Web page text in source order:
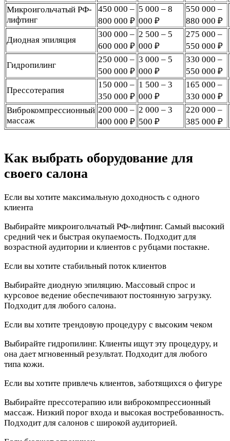
Микроигольчатый РФ-
лифтинг
450 000 –
800 000 ₽
5 000 – 8
000 ₽
550 000 –
880 000 ₽
Диодная эпиляция
300 000 –
600 000 ₽
2 500 – 5
000 ₽
275 000 –
550 000 ₽
Гидропилинг
250 000 –
500 000 ₽
3 000 – 5
000 ₽
330 000 –
550 000 ₽
Прессотерапия
150 000 –
350 000 ₽
1 500 – 3
000 ₽
165 000 –
330 000 ₽
Виброкомпрессионный
массаж
200 000 –
400 000 ₽
2 000 – 3
500 ₽
220 000 –
385 000 ₽
Как выбрать оборудование для
своего салона
Если вы хотите максимальную доходность с одного
клиента
Выбирайте микроигольчатый РФ-лифтинг. Самый высокий
средний чек и быстрая окупаемость. Подходит для
возрастной аудитории и клиентов с рубцами постакне.
Если вы хотите стабильный поток клиентов
Выбирайте диодную эпиляцию. Массовый спрос и
курсовое ведение обеспечивают постоянную загрузку.
Подходит для любого салона.
Если вы хотите трендовую процедуру с высоким чеком
Выбирайте гидропилинг. Клиенты ищут эту процедуру, и
она дает мгновенный результат. Подходит для любого
типа кожи.
Если вы хотите привлечь клиентов, заботящихся о фигуре
Выбирайте прессотерапию или виброкомпрессионный
массаж. Низкий порог входа и высокая востребованность.
Подходит для салонов с широкой аудиторией.